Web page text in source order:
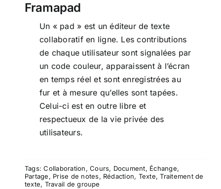
Framapad
Un « pad » est un éditeur de texte
collaboratif en ligne. Les contributions
de chaque utilisateur sont signalées par
un code couleur, apparaissent à l’écran
en temps réel et sont enregistrées au
fur et à mesure qu’elles sont tapées.
Celui-ci est en outre libre et
respectueux de la vie privée des
utilisateurs.
Tags:Collaboration,Cours, Document, Échange,
Partage, Prise de notes, Rédaction, Texte,Traitement de
texte, Travail de groupe